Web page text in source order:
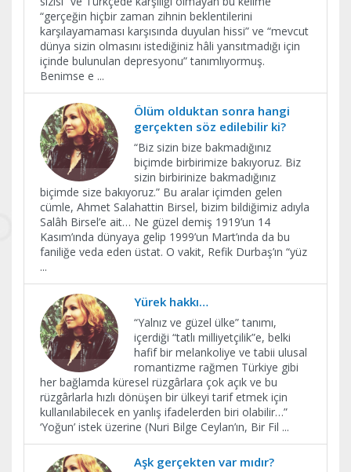
“gerçeğin hiçbir zaman zihnin beklentilerini
karşılayamaması karşısında duyulan hissi” ve “mevcut
dünya sizin olmasını istediğiniz hâli yansıtmadığı için
içinde bulunulan depresyonu” tanımlıyormuş.
Benimse e ...
Ölüm olduktan sonra hangi
gerçekten söz edilebilir ki?
“Biz sizin bize bakmadığınız
biçimde birbirimize bakıyoruz. Biz
sizin birbirinize bakmadığınız
biçimde size bakıyoruz.” Bu aralar içimden gelen
cümle, Ahmet Salahattin Birsel, bizim bildiğimiz adıyla
Salâh Birsel’e ait… Ne güzel demiş 1919’un 14
Kasım’ında dünyaya gelip 1999’un Mart’ında da bu
faniliğe veda eden üstat. O vakit, Refik Durbaş’ın “yüz
...
Yürek hakkı…
“Yalnız ve güzel ülke” tanımı,
içerdiği “tatlı milliyetçilik”e, belki
hafif bir melankoliye ve tabii ulusal
romantizme rağmen Türkiye gibi
her bağlamda küresel rüzgârlara çok açık ve bu
rüzgârlarla hızlı dönüşen bir ülkeyi tarif etmek için
kullanılabilecek en yanlış ifadelerden biri olabilir…”
‘Yoğun’ istek üzerine (Nuri Bilge Ceylan’ın, Bir Fil ...
Aşk gerçekten var mıdır?